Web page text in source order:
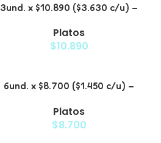
3und. x $10.890 ($3.630 c/u) –
Mascotas
Platos
$10.890
6und. x $8.700 ($1.450 c/u) –
Mascotas
Platos
$8.700